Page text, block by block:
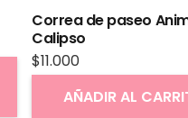
Este
producto
Correa de paseo
Calipso
$11.000
AÑADIR AL